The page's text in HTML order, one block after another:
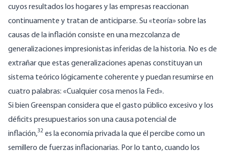
cuyos resultados los hogares y las empresas reaccionan
continuamente y tratan de anticiparse. Su «teoría» sobre las
causas de la inflación consiste en una mezcolanza de
generalizaciones impresionistas inferidas de la historia. No es de
extrañar que estas generalizaciones apenas constituyan un
sistema teórico lógicamente coherente y puedan resumirse en
cuatro palabras: «Cualquier cosa menos la Fed».
Si bien Greenspan considera que el gasto público excesivo y los
déficits presupuestarios son una causa potencial de
inflación,32 es la economía privada la que él percibe como un
semillero de fuerzas inflacionarias. Por lo tanto, cuando los